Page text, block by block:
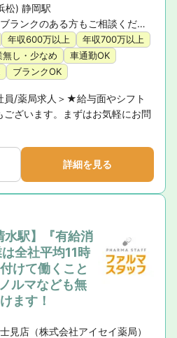
松) 静岡駅
薬剤師免許＊未経験・ブランクのある方もご相談ください
年収600万以上
年収700万以上
無し・少なめ
車通勤OK
ブランクOK
員/薬局求人＞★給与面やシフト
ざいます。まずはお気軽にお問
詳細を見る
水駅】『有給消
全社平均11時
けて働くこと
ルマなども無
ます！
店（株式会社アイセイ薬局）